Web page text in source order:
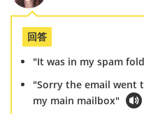
回答
"It was in my spam
"Sorry the email went
my main mailbox"